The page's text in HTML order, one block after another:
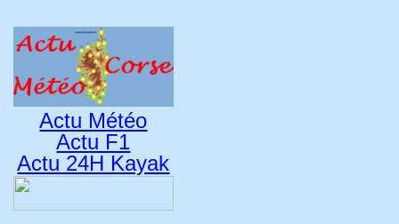
Actu Météo
Actu F1
Actu 24H Kayak